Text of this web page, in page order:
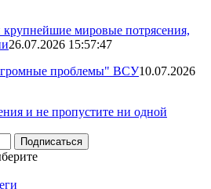
мировые потрясения,
26.07.2026 15:57:47
проблемы" ВСУ10.07.2026
и не пропустите ни одной